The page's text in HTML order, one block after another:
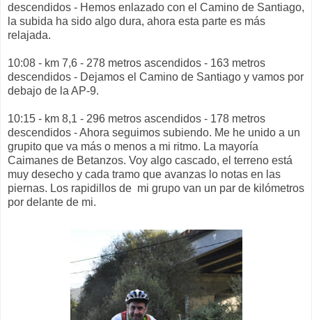
descendidos - Hemos enlazado con el Camino de Santiago,
la subida ha sido algo dura, ahora esta parte es más
relajada.
10:08 - km 7,6 - 278 metros ascendidos - 163 metros
descendidos - Dejamos el Camino de Santiago y vamos por
debajo de la AP-9.
10:15 - km 8,1 - 296 metros ascendidos - 178 metros
descendidos - Ahora seguimos subiendo. Me he unido a un
grupito que va más o menos a mi ritmo. La mayoría
Caimanes de Betanzos. Voy algo cascado, el terreno está
muy desecho y cada tramo que avanzas lo notas en las
piernas. Los rapidillos de mi grupo van un par de kilómetros
por delante de mi.